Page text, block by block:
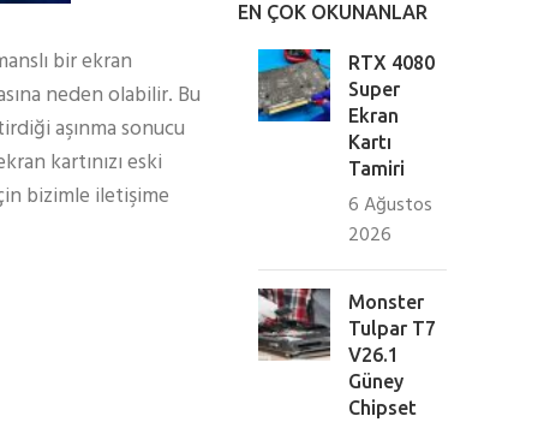
bir ekran
neden olabilir. Bu
aşınma sonucu
kartınızı eski
bizimle iletişime
EN ÇOK OKUNANLAR
RTX 4080
Super
Ekran
Kartı
Tamiri
6 Ağustos
2026
Monster
Tulpar T7
V26.1
Güney
Chipset